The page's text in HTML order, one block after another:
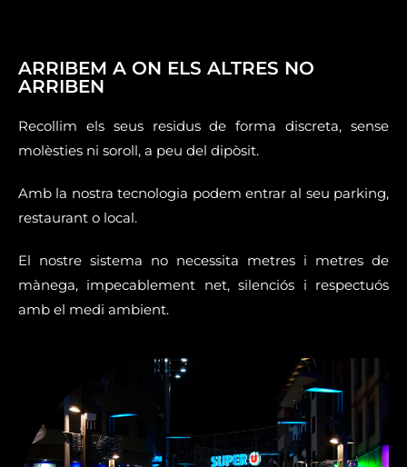
ARRIBEM A ON ELS ALTRES NO
ARRIBEN
Recollim els seus residus de forma discreta, sense
molèsties ni soroll, a peu del dipòsit.
Amb la nostra tecnologia podem entrar al seu parking,
restaurant o local.
El nostre sistema no necessita metres i metres de
mànega, impecablement net, silenciós i respectuós
amb el medi ambient.